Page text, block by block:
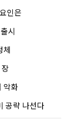
인은
시
체
악화
공략 나선다